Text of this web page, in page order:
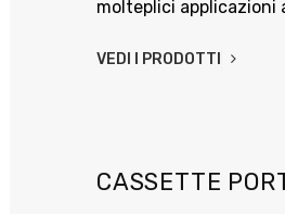
molteplici applicazioni
VEDI I PRODOTTI
CASSETTE